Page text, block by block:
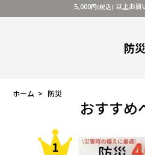
5,000円(税込) 以上お買
防災
ホーム > 防災
おすすめ